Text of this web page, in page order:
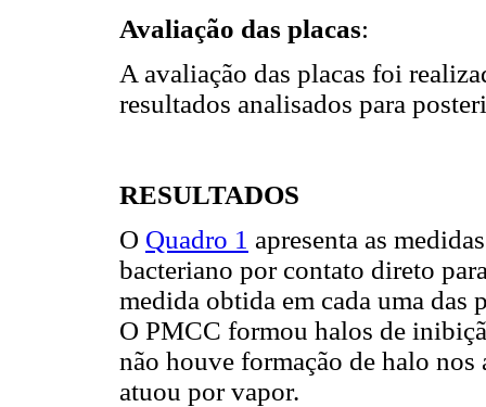
Avaliação das placas:
A avaliação das placas foi
resultados analisados para
RESULTADOS
O Quadro 1 apresenta as
bacteriano por contato direto
medida obtida em cada uma das
O PMCC formou halos de
não houve formação de halo
atuou por vapor.